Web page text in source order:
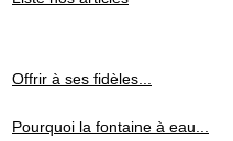
Offrir à ses fidèles...
Pourquoi la fontaine à eau...